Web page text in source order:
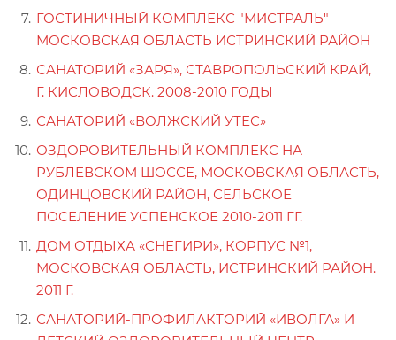
ГОСТИНИЧНЫЙ КОМПЛЕКС "МИСТРАЛЬ"
МОСКОВСКАЯ ОБЛАСТЬ ИСТРИНСКИЙ РАЙОН
САНАТОРИЙ «ЗАРЯ», СТАВРОПОЛЬСКИЙ КРАЙ,
Г. КИСЛОВОДСК. 2008-2010 ГОДЫ
САНАТОРИЙ «ВОЛЖСКИЙ УТЕС»
ОЗДОРОВИТЕЛЬНЫЙ КОМПЛЕКС НА
РУБЛЕВСКОМ ШОССЕ, МОСКОВСКАЯ ОБЛАСТЬ,
ОДИНЦОВСКИЙ РАЙОН, СЕЛЬСКОЕ
ПОСЕЛЕНИЕ УСПЕНСКОЕ 2010-2011 ГГ.
ДОМ ОТДЫХА «СНЕГИРИ», КОРПУС №1,
МОСКОВСКАЯ ОБЛАСТЬ, ИСТРИНСКИЙ РАЙОН.
2011 Г.
САНАТОРИЙ-ПРОФИЛАКТОРИЙ «ИВОЛГА» И